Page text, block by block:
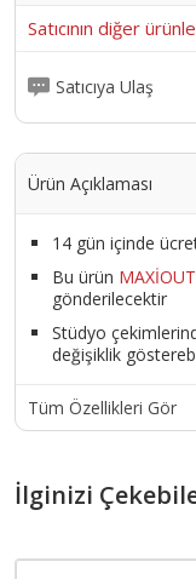
Satıcının diğer
Satıcıya Ulaş
Ürün Açıklaması
14 gün içinde
Bu ürün
gönderilecektir
Stüdyo
değişiklik
Tüm Özellikleri Gör
İlginizi